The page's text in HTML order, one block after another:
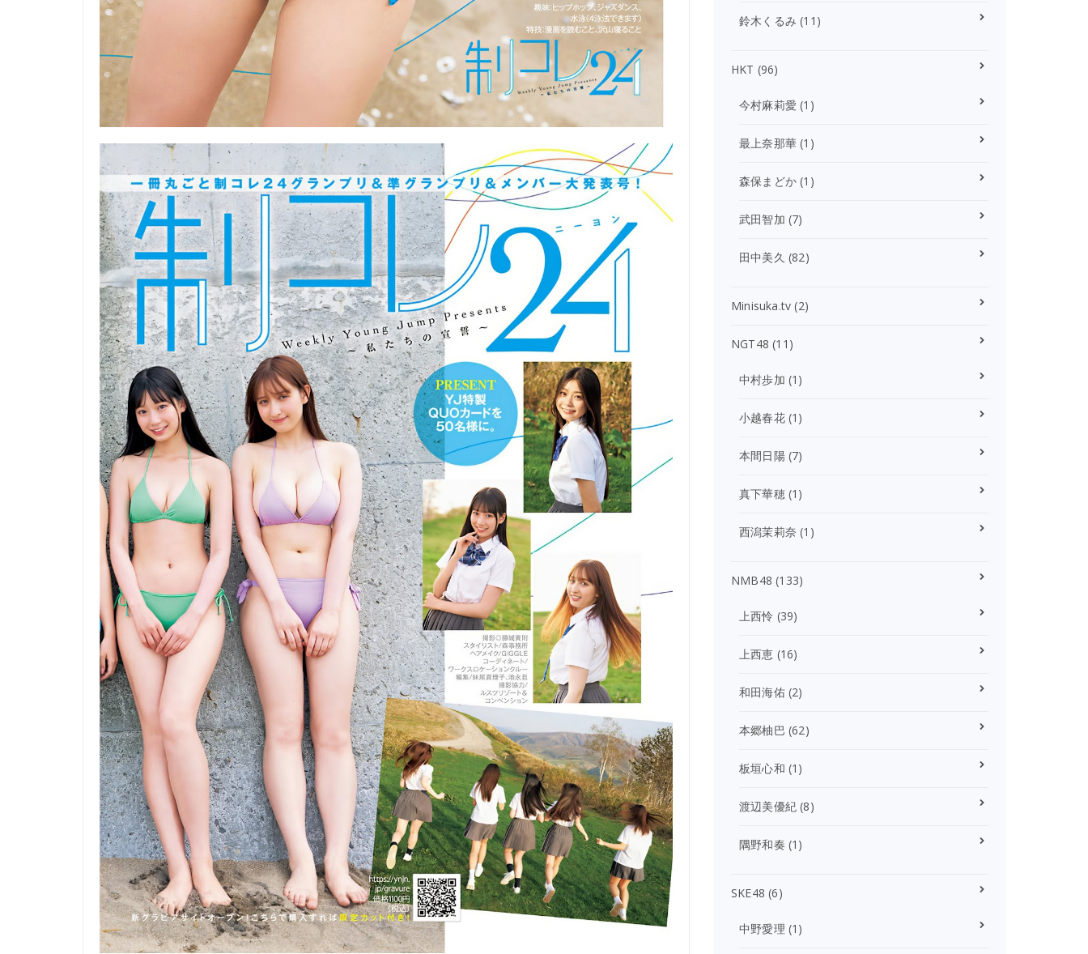
鈴木くるみ (11)
HKT (96)
今村麻莉愛 (1)
最上奈那華 (1)
森保まどか (1)
武田智加 (7)
田中美久 (82)
Minisuka.tv (2)
NGT48 (11)
中村歩加 (1)
小越春花(1)
本間日陽(7)
真下華穂(1)
西潟茉莉奈 (1)
NMB48 (133)
上西怜 (39)
上西恵 (16)
和田海佑(2)
本郷柚巴 (62)
板垣心和 (1)
渡辺美優紀 (8)
隅野和奏 (1)
SKE48 (6)
中野愛理 (1)